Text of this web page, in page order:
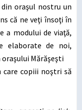
oraşul nostru un
că ne veţi însoţi în
a modului de viaţă,
elaborate de noi,
Mărăşeşti
copiii noştri să